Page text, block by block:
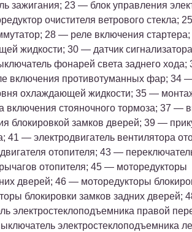
зажигания; 23 — блок управления
очистителя ветрового стекла;
28 — реле включения
жидкости; 30 — датчик
фонарей света заднего
включения противотуманных фар; 34
охлаждающей жидкости; 35 —
включения стояночного тормоза; 37 —
блокировкой замков дверей; 39 —
— электродвигатель вентилятора
отопителя; 43 —
отопителя; 45 — моторедукторы
дверей; 46 — моторедукторы
блокировки замков задних дверей;
электростеклоподъемника правой
электростеклоподъемника